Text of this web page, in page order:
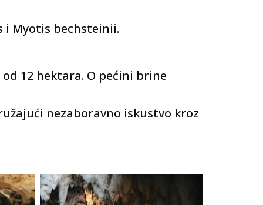
Myotis bechsteinii.
12 hektara. O pećini brine
nezaboravno iskustvo kroz